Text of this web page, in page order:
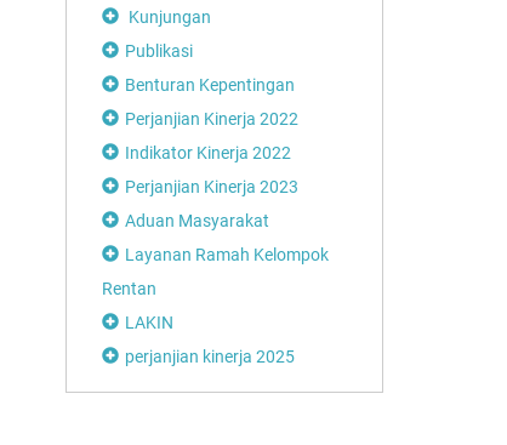
Kunjungan
Publikasi
Benturan Kepentingan
Perjanjian Kinerja 2022
Indikator Kinerja 2022
Perjanjian Kinerja 2023
Aduan Masyarakat
Layanan Ramah Kelompok
Rentan
LAKIN
perjanjian kinerja 2025